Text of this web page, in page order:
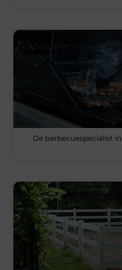
De barbecuespecialist